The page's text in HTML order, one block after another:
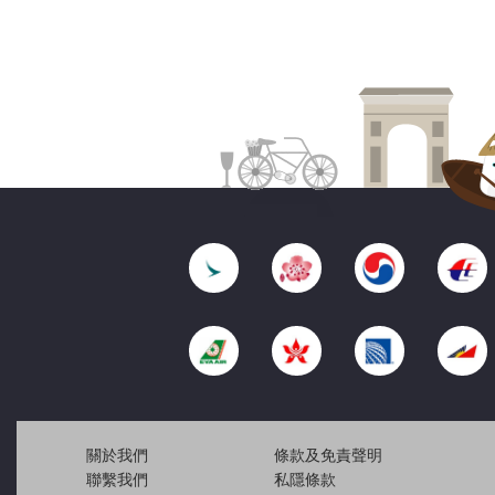
關於我們
聯繫我們
條款及免責聲明
私隱條款